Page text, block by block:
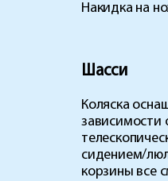
Накидка на
Шасси
Коляска
зависимости
сидением/
корзины все